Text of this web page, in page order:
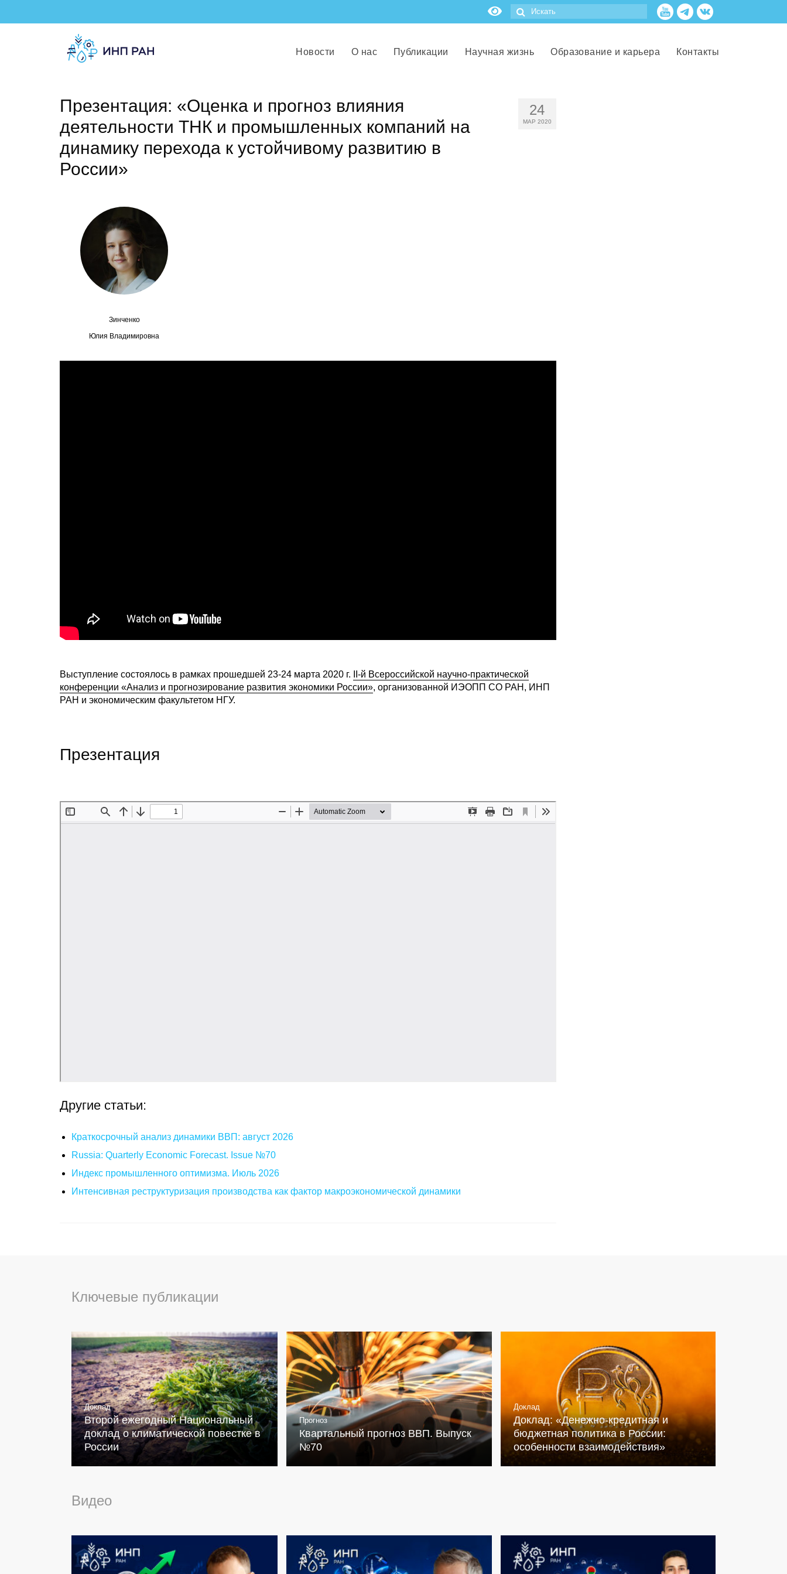
Новости О нас Публикации Научная жизнь Образование и карьера Контакты
24
МАР 2020
Презентация: «Оценка и прогноз влияния
деятельности ТНК и промышленных компаний на
динамику перехода к устойчивому развитию в
России»
Зинченко
Юлия Владимировна
Выступление состоялось в рамках прошедшей 23-24 марта 2020 г.
II-й Всероссийской научно-практической
конференции «Анализ и прогнозирование развития экономики России», организованной ИЭОПП СО РАН, ИНП
РАН и экономическим факультетом НГУ.
Презентация
Другие статьи:
Краткосрочный анализ динамики ВВП: август 2026
Russia: Quarterly Economic Forecast. Issue №70
Индекс промышленного оптимизма. Июль 2026
Интенсивная реструктуризация производства как фактор макроэкономической динамики
Ключевые публикации
Доклад
Второй ежегодный Национальный
доклад о климатической повестке в
России
Прогноз
Квартальный прогноз ВВП. Выпуск
№70
Доклад
Доклад: «Денежно-кредитная и
бюджетная политика в России:
особенности взаимодействия»
Видео